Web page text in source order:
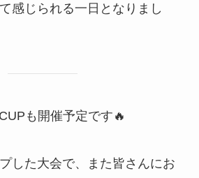
感じられる一日となりまし
も開催予定です🔥
した大会で、また皆さんにお